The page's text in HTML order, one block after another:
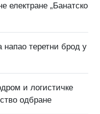
електране „Банатско
напао теретни брод у
и логистичке
одбране